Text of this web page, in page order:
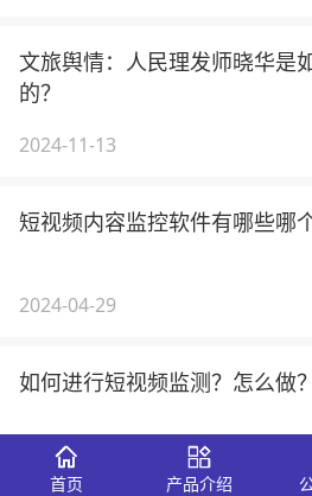
文旅舆情：人民理发师晓华是
的？
2024-11-13
短视频内容监控软件有哪些哪
2024-04-29
如何进行短视频监测？怎么做？
2024-01-26
首页 产品介绍